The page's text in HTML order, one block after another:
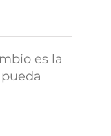
es la